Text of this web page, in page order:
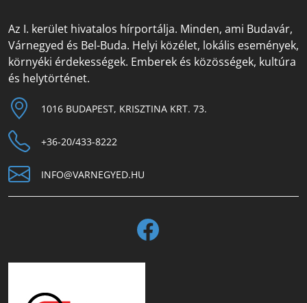
Az I. kerület hivatalos hírportálja. Minden, ami Budavár,
Várnegyed és Bel-Buda. Helyi közélet, lokális események,
környéki érdekességek. Emberek és közösségek, kultúra
és helytörténet.
1016 BUDAPEST, KRISZTINA KRT. 73.
+36-20/433-8222
INFO@VARNEGYED.HU